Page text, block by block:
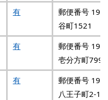
有
郵便番号
谷町1521
有
郵便番号
壱分方町799-
有
郵便番号
八王子町2-